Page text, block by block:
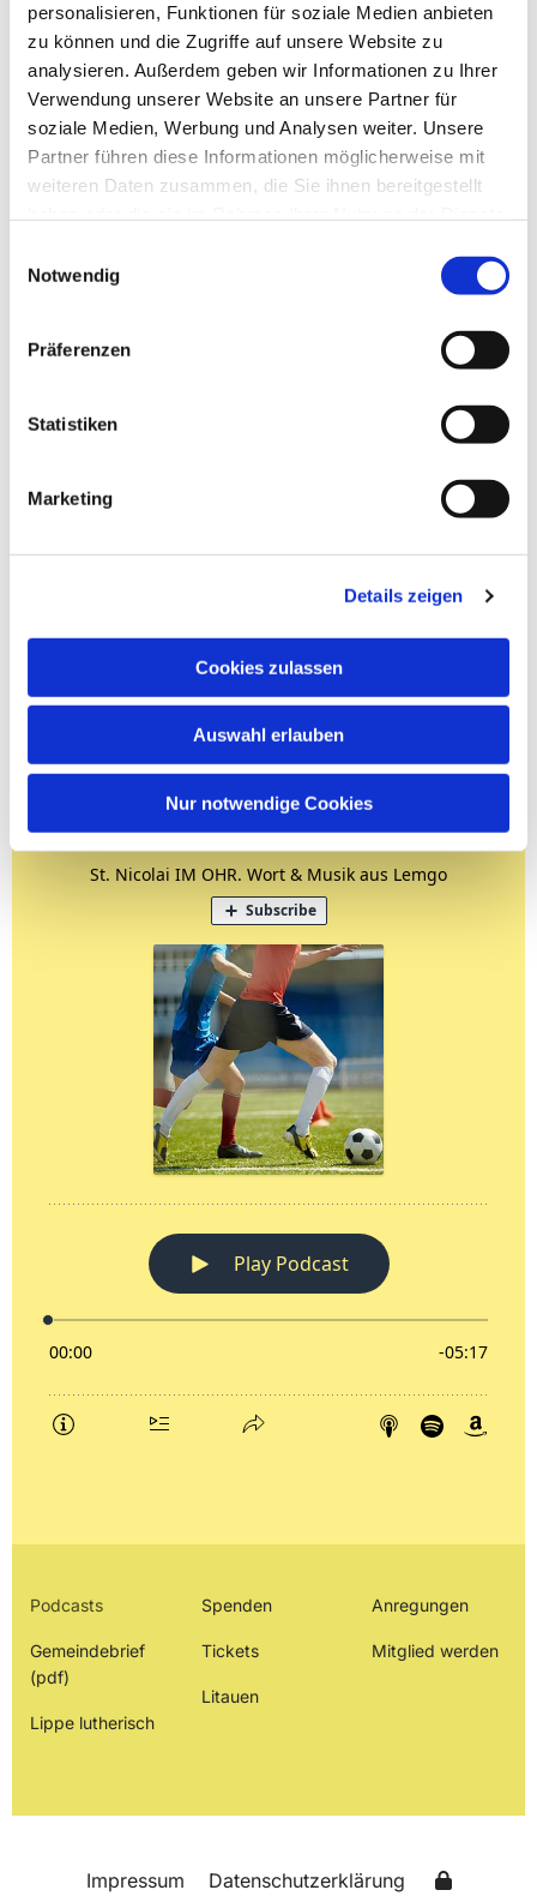
personalisieren, Funktionen für soziale Medien anbieten
zu können und die Zugriffe auf unsere Website zu
analysieren. Außerdem geben wir Informationen zu Ihrer
Verwendung unserer Website an unsere Partner für
soziale Medien, Werbung und Analysen weiter. Unsere
Partner führen diese Informationen möglicherweise mit
weiteren Daten zusammen, die Sie ihnen bereitgestellt
Notwendig
Präferenzen
Statistiken
Marketing
Details zeigen
Cookies zulassen
Auswahl erlauben
Nur notwendige Cookies
Dies könnte Sie auch
interessieren
Podcasts
Gemeindebrief
(pdf)
Lippe lutherisch
Spenden
Tickets
Litauen
Anregungen
Mitglied werden
Impressum Datenschutzerklärung